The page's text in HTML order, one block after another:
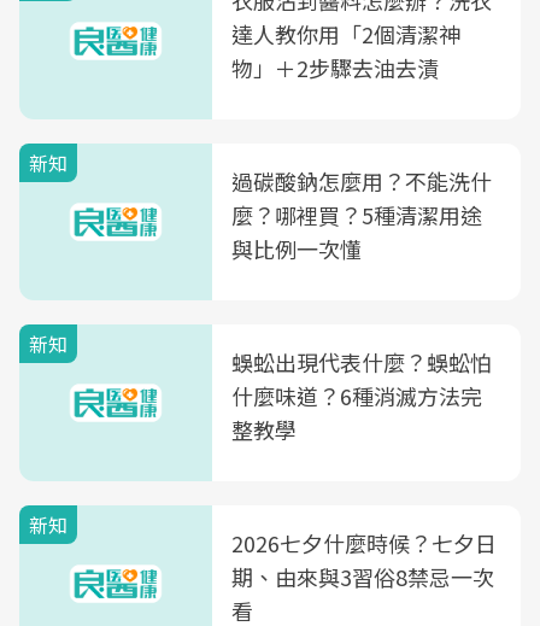
達人教你用「2個清潔神
物」＋2步驟去油去漬
新知
過碳酸鈉怎麼用？不能洗什
麼？哪裡買？5種清潔用途
與比例一次懂
新知
蜈蚣出現代表什麼？蜈蚣怕
什麼味道？6種消滅方法完
整教學
新知
2026七夕什麼時候？七夕日
期、由來與3習俗8禁忌一次
看